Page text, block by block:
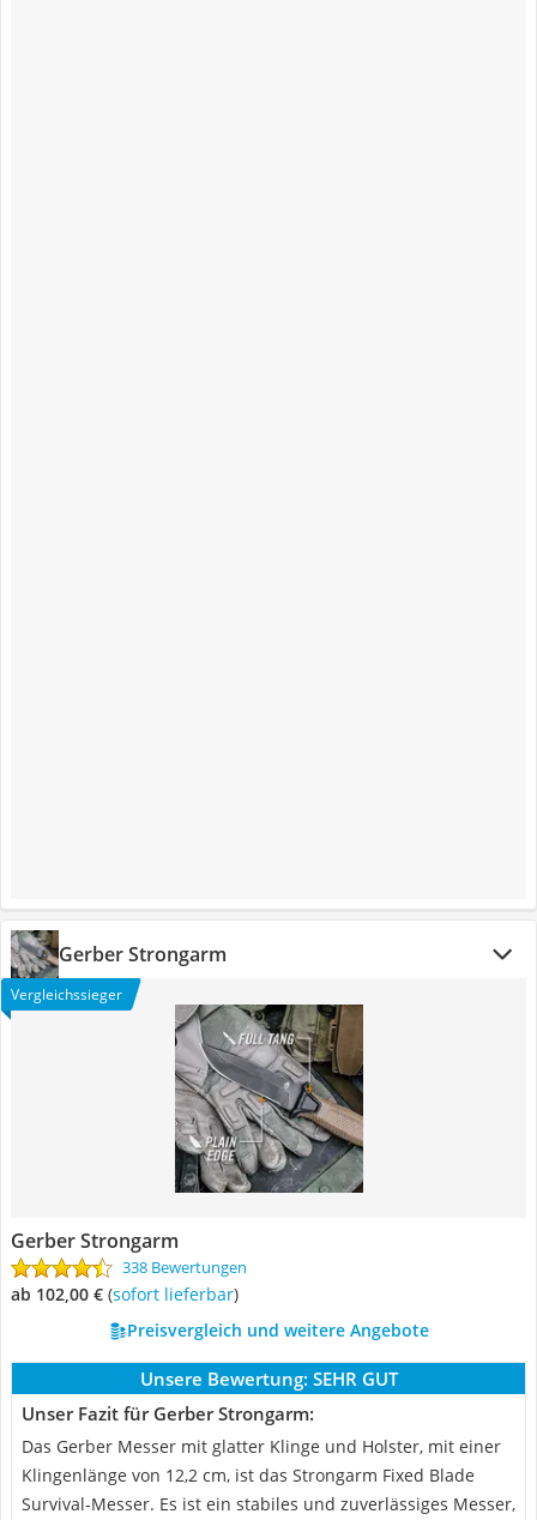
Gerber Strongarm
Vergleichssieger
Gerber Strongarm
338 Bewertungen
ab 102,00 € ( Sofort lieferbar)
Preisvergleich und weitere Angebote
Unsere Bewertung: SEHR GUT
Unser Fazit für Gerber Strongarm:
Das Gerber Messer mit glatter Klinge und Holster, mit einer
Klingenlänge von 12,2 cm, ist das Strongarm Fixed Blade
Survival-Messer. Es ist ein stabiles und zuverlässiges Messer,